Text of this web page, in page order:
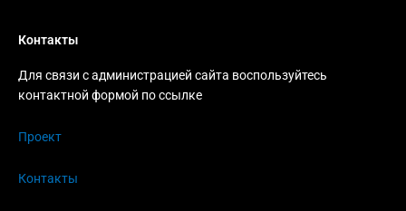
Контакты
Для связи с администрацией сайта воспользуйтесь
контактной формой по ссылке
Проект
Контакты